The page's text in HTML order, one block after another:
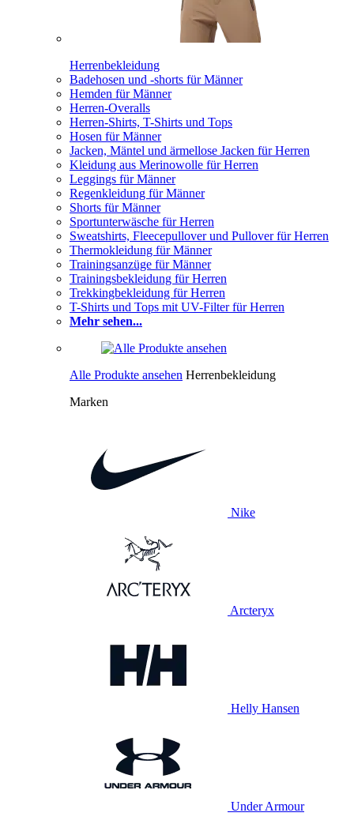
Herrenbekleidung
Badehosen und -shorts für Männer
Hemden für Männer
Herren-Overalls
Herren-Shirts, T-Shirts und Tops
Hosen für Männer
Jacken, Mäntel und ärmellose Jacken für Herren
Kleidung aus Merinowolle für Herren
Leggings für Männer
Regenkleidung für Männer
Shorts für Männer
Sportunterwäsche für Herren
Sweatshirts, Fleecepullover und Pullover für Herren
Thermokleidung für Männer
Trainingsanzüge für Männer
Trainingsbekleidung für Herren
Trekkingbekleidung für Herren
T-Shirts und Tops mit UV-Filter für Herren
Mehr sehen...
Alle Produkte ansehen Herrenbekleidung
Marken
Nike
Arcteryx
Helly Hansen
Under Armour